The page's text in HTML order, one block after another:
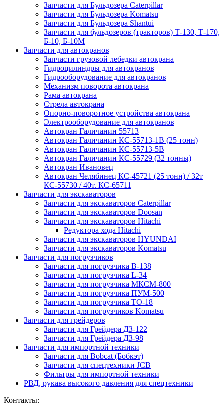
Запчасти для Бульдозера Caterpillar
Запчасти для Бульдозера Komatsu
Запчасти для Бульдозера Shantui
Запчасти для бульдозеров (тракторов) Т-130, Т-170,
Б-10, Б-10М
Запчасти для автокранов
Запчасти грузовой лебедки автокрана
Гидроцилиндры для автокранов
Гидрооборудование для автокранов
Механизм поворота автокрана
Рама автокрана
Стрела автокрана
Опорно-поворотное устройства автокрана
Электрооборудование для автокранов
Автокран Галичанин 55713
Автокран Галичанин КС-55713-1В (25 тонн)
Автокран Галичанин КС-55713-5В
Автокран Галичанин КС-55729 (32 тонны)
Автокран Ивановец
Автокран Челябинец КС-45721 (25 тонн) / 32т
КС-55730 / 40т. КС-65711
Запчасти для экскаваторов
Запчасти для экскаваторов Caterpillar
Запчасти для экскаваторов Doosan
Запчасти для экскаваторов Hitachi
Редуктора хода Hitachi
Запчасти для экскаваторов HYUNDAI
Запчасти для экскаваторов Komatsu
Запчасти для погрузчиков
Запчасти для погрузчика B-138
Запчасти для погрузчика L-34
Запчасти для погрузчика МКСМ-800
Запчасти для погрузчика ПУМ-500
Запчасти для погрузчика ТО-18
Запчасти для погрузчиков Komatsu
Запчасти для грейдеров
Запчасти для Грейдера ДЗ-122
Запчасти для Грейдера ДЗ-98
Запчасти для импортной техники
Запчасти для Bobcat (Бобкэт)
Запчасти для спецтехники JCB
Фильтры для импортной техники
РВД, рукава высокого давления для спецтехники
Контакты: